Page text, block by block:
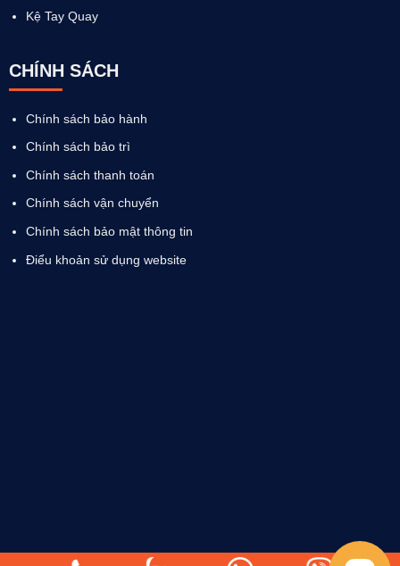
Kệ Tay Quay
CHÍNH SÁCH
Chính sách bảo hành
Chính sách bảo trì
Chính sách thanh toán
Chính sách vận chuyển
Chính sách bảo mật thông tin
Điểu khoản sử dụng website